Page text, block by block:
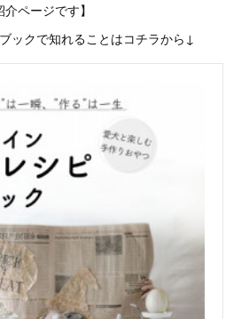
介ページです】
ックで知れることはコチラから↓